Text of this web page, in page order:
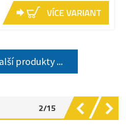
VÍCE VARIANT
produkty ...
2/15